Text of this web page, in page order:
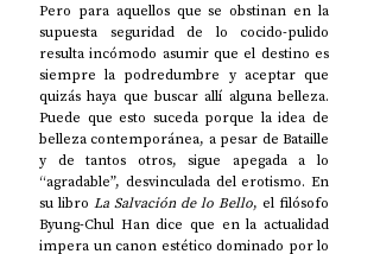
Pero para aquellos que se obstinan en la
supuesta seguridad de lo cocido-pulido
resulta incómodo asumir que el destino es
siempre la podredumbre y aceptar que
quizás haya que buscar allí alguna belleza.
Puede que esto suceda porque la idea de
belleza contemporánea, a pesar de Bataille
y de tantos otros, sigue apegada a lo
“agradable”, desvinculada del erotismo. En
su libro La Salvación de lo Bello, el filósofo
Byung-Chul Han dice que en la actualidad
impera un canon estético dominado por lo